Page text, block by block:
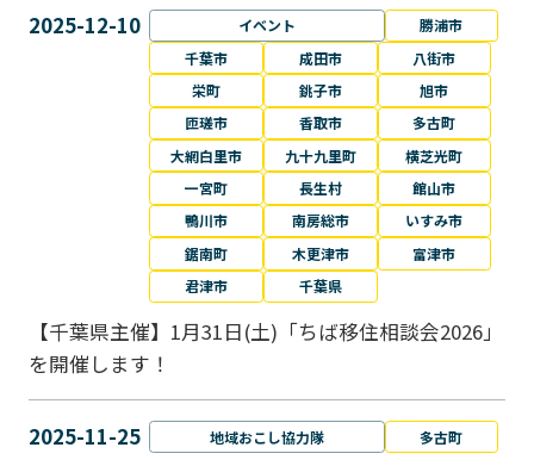
2025-12-10 イベント
勝浦市
千葉市
成田市
八街市
栄町
銚子市
旭市
匝瑳市
香取市
多古町
大網白里市
九十九里町
横芝光町
一宮町
長生村
館山市
鴨川市
南房総市
いすみ市
鋸南町
木更津市
富津市
君津市
千葉県
【千葉県主催】1月31日(土)「ちば移住相談会2026」
を開催します！
2025-11-25 地域おこし協力隊 多古町